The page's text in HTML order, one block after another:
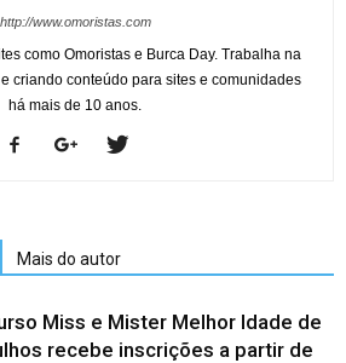
http://www.omoristas.com
como Omoristas e Burca Day. Trabalha na
criando conteúdo para sites e comunidades
há mais de 10 anos.
Mais do autor
Miss e Mister Melhor Idade de
recebe inscrições a partir de